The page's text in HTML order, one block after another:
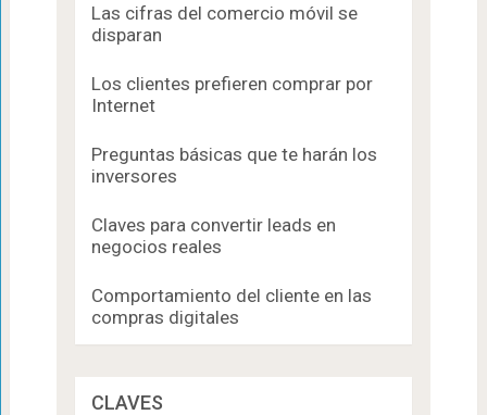
Las cifras del comercio móvil se
disparan
Los clientes prefieren comprar por
Internet
Preguntas básicas que te harán los
inversores
Claves para convertir leads en
negocios reales
Comportamiento del cliente en las
compras digitales
CLAVES